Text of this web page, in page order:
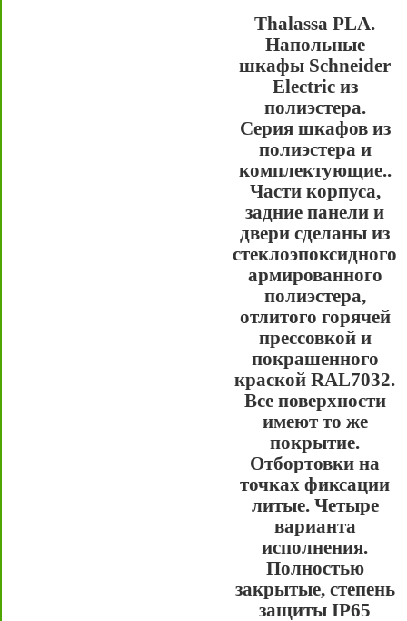
Thalassa PLA.
Напольные
шкафы Schneider
Electric из
полиэстера.
Серия шкафов из
полиэстера и
комплектующие..
Части корпуса,
задние панели и
двери сделаны из
стеклоэпоксидного
армированного
полиэстера,
отлитого горячей
прессовкой и
покрашенного
краской RAL7032.
Все поверхности
имеют то же
покрытие.
Отбортовки на
точках фиксации
литые. Четыре
варианта
исполнения.
Полностью
закрытые, степень
защиты IP65